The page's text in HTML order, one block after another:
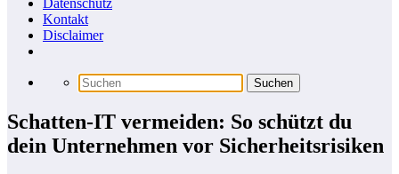
Datenschutz
Kontakt
Disclaimer
Schatten-IT vermeiden: So schützt du
dein Unternehmen vor Sicherheitsrisiken